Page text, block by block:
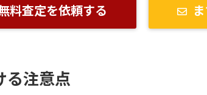
料査定を依頼する
る注意点